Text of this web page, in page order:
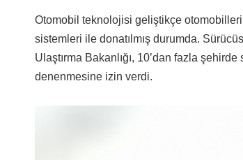
Otomobil teknolojisi geliştikçe
sistemleri ile donatılmış durumda.
Ulaştırma Bakanlığı, 10’dan fazla
denenmesine izin verdi.